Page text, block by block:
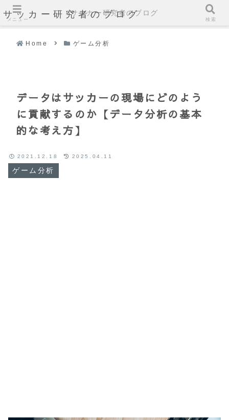
サッカー研究者のブログ
Home ゲーム分析
データはサッカーの現場にどのよう
に貢献するのか【データ分析の基本
的な考え方】
ゲーム分析
2021.12.18 2025.04.11
メニュー
サッカー研究者のブログ
検索